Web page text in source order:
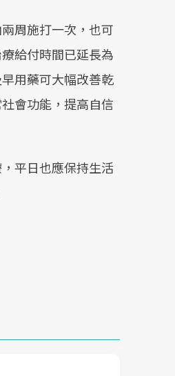
周施打一次，也可
給付時間已延長為
用藥可大幅改善乾
會功能，提高自信
平日也應保持生活